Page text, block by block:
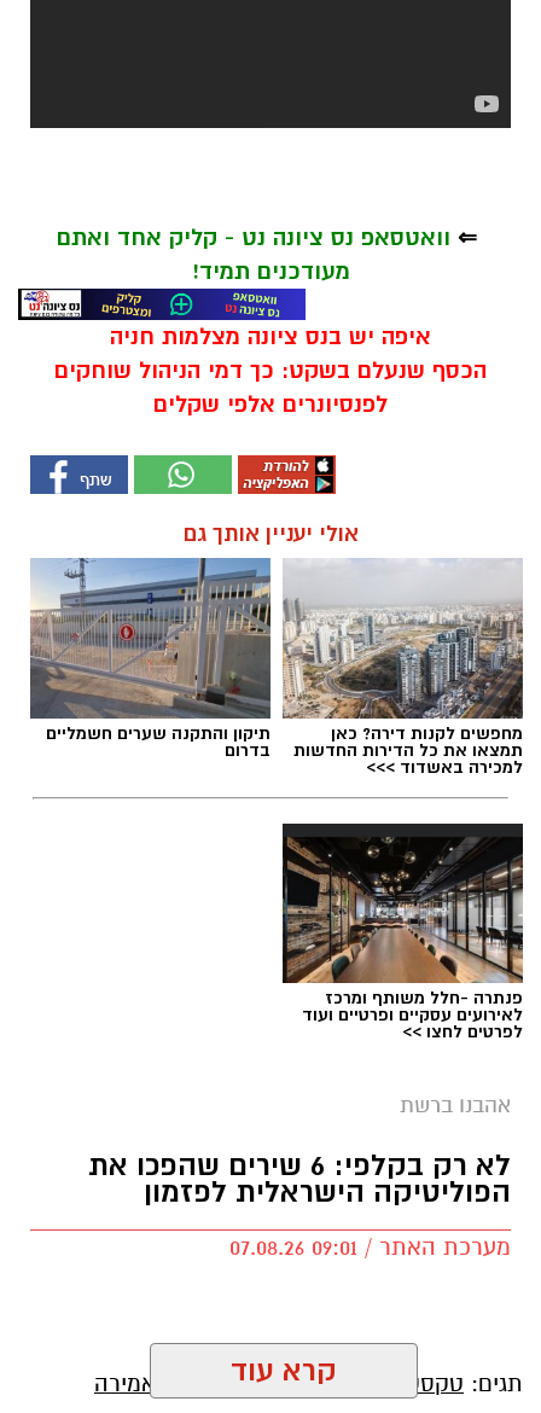
⇐ וואטסאפ נס ציונה נט - קליק אחד ואתם
מעודכנים תמיד!
איפה יש בנס ציונה מצלמות חניה
הכסף שנעלם בשקט: כך דמי הניהול שוחקים
לפנסיונרים אלפי שקלים
אולי יעניין אותך גם
מחפשים לקנות דירה? כאן
תמצאו את כל הדירות החדשות
למכירה באשדוד >>>
תיקון והתקנה שערים חשמליים
בדרום
פנתרה -חלל משותף ומרכז
לאירועים עסקיים ופרטיים ועוד
לפרטים לחצו >>
אהבנו ברשת
לא רק בקלפי: 6 שירים שהפכו את
הפוליטיקה הישראלית לפזמון
מערכת האתר / 09:01 07.08.26
תגים: טקסט פוליטי, שירים פוליטיים
אמירה
קרא עוד